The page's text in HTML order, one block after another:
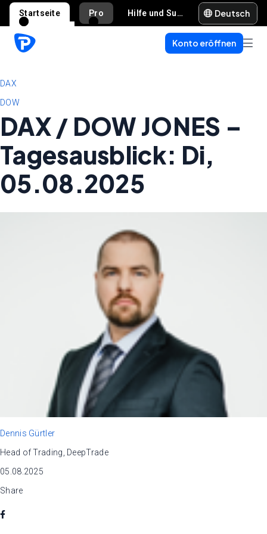
Startseite Pro Hilfe und Support Deutsch
Konto eröffnen
DAX
DOW
DAX / DOW JONES –
Tagesausblick: Di,
05.08.2025
Dennis Gürtler
Head of Trading, DeepTrade
05.08.2025
Share